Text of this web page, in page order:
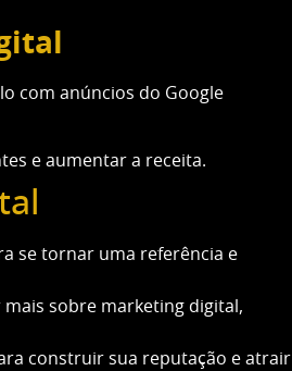
com anúncios do Google
e aumentar a receita.
se tornar uma referência e
sobre marketing digital,
construir sua reputação e atrair